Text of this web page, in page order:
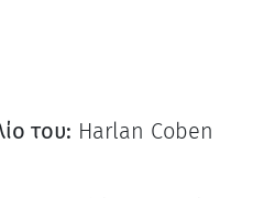
του: Harlan Coben